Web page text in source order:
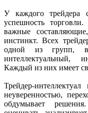
У каждого трейдера
успешность
важные
инстинкт. Всех
одной из групп, в
интеллектуальный,
Каждый из них имеет
Трейдер-
неуверенностью,
обдумывает